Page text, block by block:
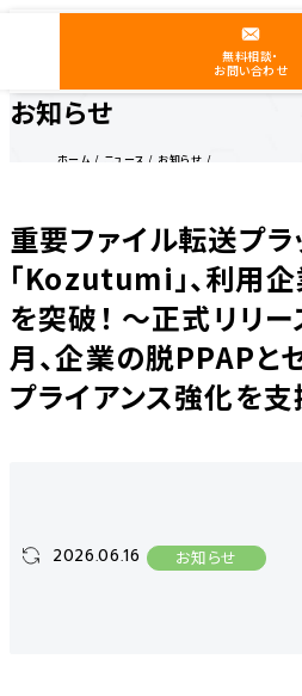
無料相談・
お問い合わせ
お知らせ
ホーム ニュース
お知らせ
重要ファイル転送プラ
「Kozutumi」、利用
を突破！ 〜正式リリ
月、企業の脱PPAPと
プライアンス強化を
2026.06.16 お知らせ